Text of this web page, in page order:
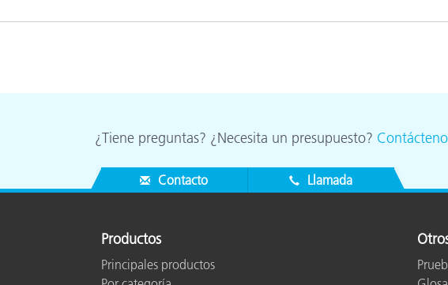
¿Tiene preguntas? ¿Necesita un presupuesto?
Contacto Llamada
Productos
Principales productos